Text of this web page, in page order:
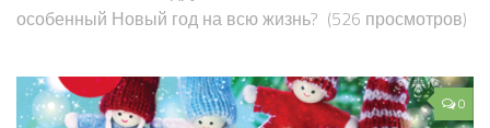
особенный Новый год на всю жизнь? (526 просмотров)
0